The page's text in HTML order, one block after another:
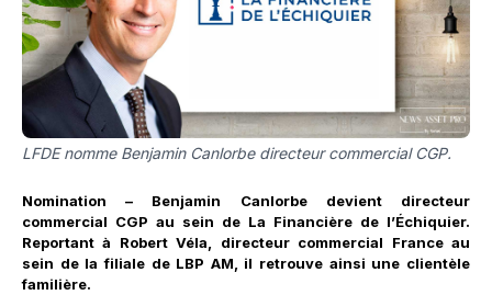
LFDE nomme Benjamin Canlorbe directeur commercial CGP.
Nomination – Benjamin Canlorbe devient directeur
commercial CGP au sein de La Financière de l’Échiquier.
Reportant à Robert Véla, directeur commercial France au
sein de la filiale de LBP AM, il retrouve ainsi une clientèle
familière.